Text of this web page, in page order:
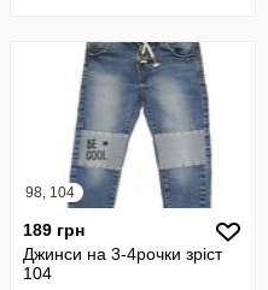
98, 104
189 грн
Джинси на 3-4рочки зріст
104